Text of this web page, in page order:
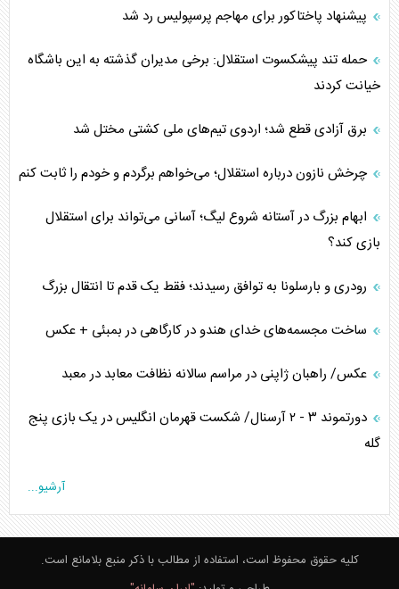
پیشنهاد پاختاکور برای مهاجم پرسپولیس رد شد
حمله تند پیشکسوت استقلال: برخی مدیران گذشته به این باشگاه
خیانت کردند
برق آزادی قطع شد؛ اردوی تیم‌های ملی کشتی مختل شد
چرخش نازون درباره استقلال؛ می‌خواهم برگردم و خودم را ثابت کنم
ابهام بزرگ در آستانه شروع لیگ؛ آسانی می‌تواند برای استقلال
بازی کند؟
رودری و بارسلونا به توافق رسیدند؛ فقط یک قدم تا انتقال بزرگ
ساخت مجسمه‌های خدای هندو در کارگاهی در بمبئی + عکس
عکس/ راهبان ژاپنی در مراسم سالانه نظافت معابد در معبد
دورتموند ۳ - ۲ آرسنال/ شکست قهرمان انگلیس در یک بازی پنج
گله
آرشیو...
کلیه حقوق محفوظ است، استفاده از مطالب با ذکر منبع بلامانع است.